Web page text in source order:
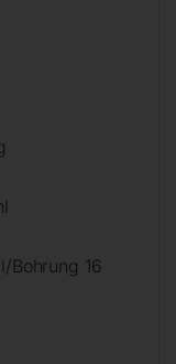
Bohrung 16